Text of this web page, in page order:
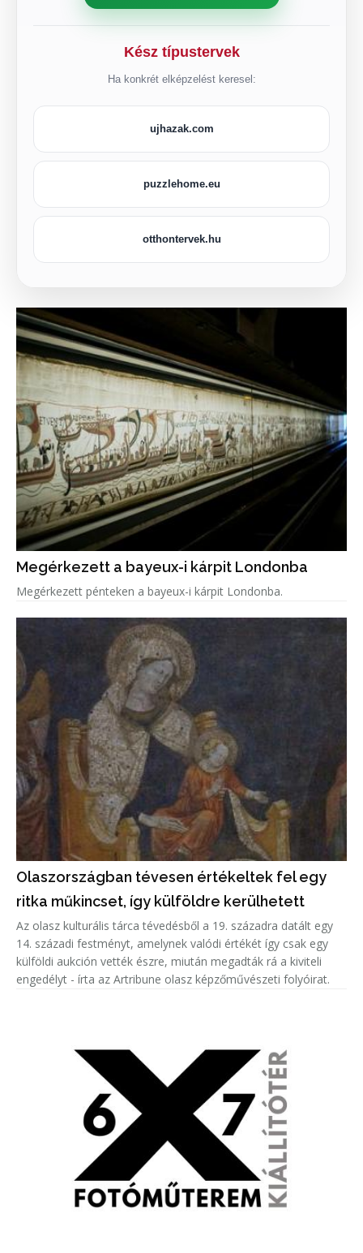
Kész típustervek
Ha konkrét elképzelést keresel:
ujhazak.com
puzzlehome.eu
otthontervek.hu
Megérkezett a bayeux-i kárpit Londonba
Megérkezett pénteken a bayeux-i kárpit Londonba.
Olaszországban tévesen értékeltek fel egy
ritka műkincset, így külföldre kerülhetett
Az olasz kulturális tárca tévedésből a 19. századra datált egy
14. századi festményt, amelynek valódi értékét így csak egy
külföldi aukción vették észre, miután megadták rá a kiviteli
engedélyt - írta az Artribune olasz képzőművészeti folyóirat.